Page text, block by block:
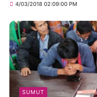
4/03/2018 02:09:00 PM
SUMUT